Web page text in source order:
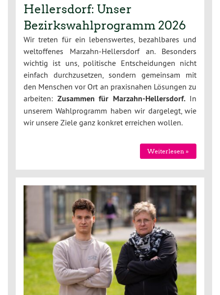
Hellersdorf: Unser
Bezirkswahlprogramm 2026
Wir treten für ein lebenswertes, bezahlbares und
weltoffenes Marzahn-Hellersdorf an. Besonders
wichtig ist uns, politische Entscheidungen nicht
einfach durchzusetzen, sondern gemeinsam mit
den Menschen vor Ort an praxisnahen Lösungen zu
arbeiten: Zusammen für Marzahn-Hellersdorf.In
unserem Wahlprogramm haben wir dargelegt, wie
wir unsere Ziele ganz konkret erreichen wollen.
Weiterlesen »